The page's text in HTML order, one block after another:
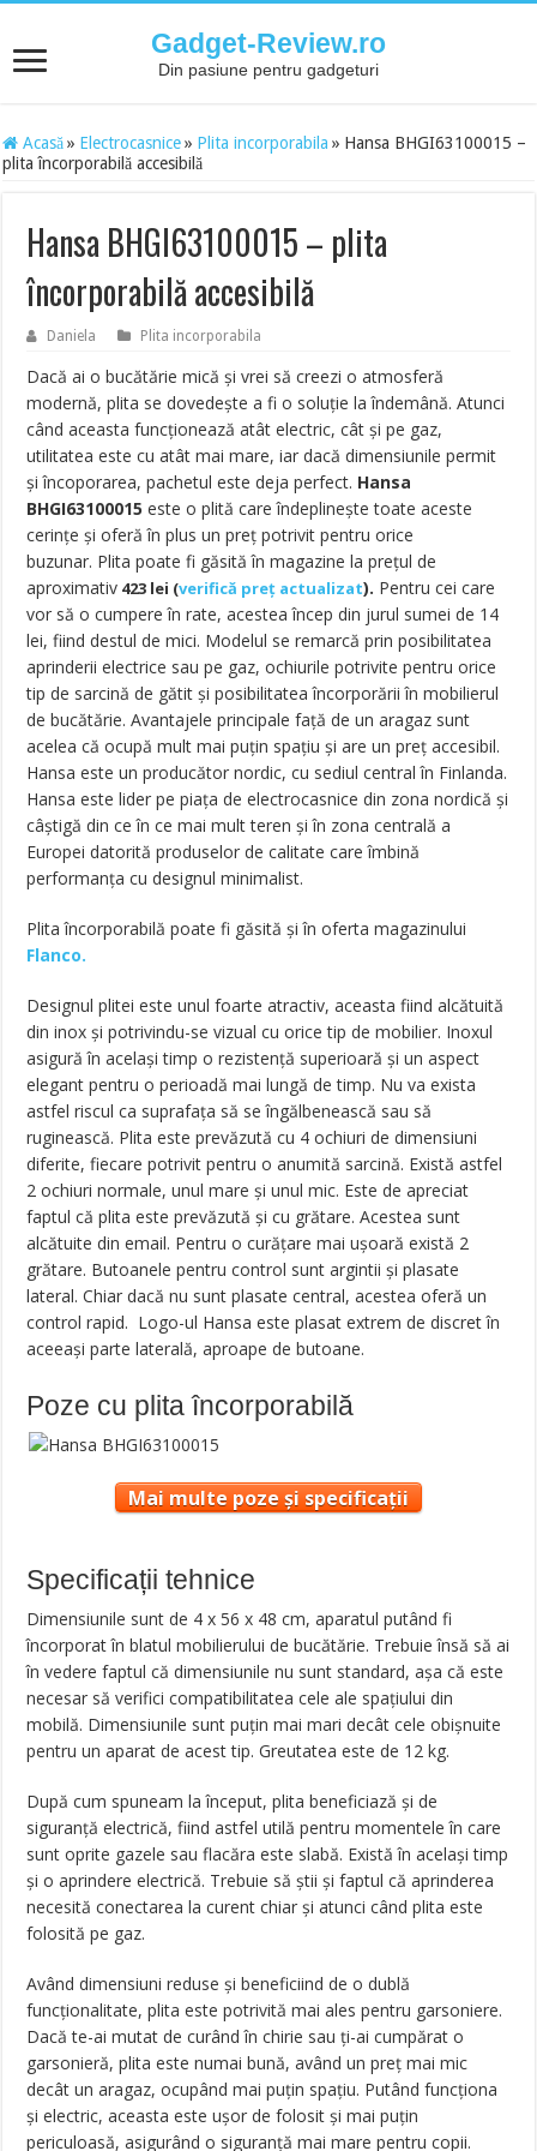
Gadget-Review.ro
Din pasiune pentru gadgeturi
Acasă » Electrocasnice » Plita incorporabila » Hansa BHGI63100015 –
plita încorporabilă accesibilă
Hansa BHGI63100015 – plita
încorporabilă accesibilă
Daniela Plita incorporabila
Dacă ai o bucătărie mică și vrei să creezi o atmosferă
modernă, plita se dovedește a fi o soluție la îndemână. Atunci
când aceasta funcționează atât electric, cât și pe gaz,
utilitatea este cu atât mai mare, iar dacă dimensiunile permit
și încoporarea, pachetul este deja perfect. Hansa
BHGI63100015 este o plită care îndeplinește toate aceste
cerințe și oferă în plus un preț potrivit pentru orice
buzunar. Plita poate fi găsită în magazine la prețul de
aproximativ 423 lei (verifică preț actualizat). Pentru cei care
vor să o cumpere în rate, acestea încep din jurul sumei de 14
lei, fiind destul de mici. Modelul se remarcă prin posibilitatea
aprinderii electrice sau pe gaz, ochiurile potrivite pentru orice
tip de sarcină de gătit și posibilitatea încorporării în mobilierul
de bucătărie. Avantajele principale față de un aragaz sunt
acelea că ocupă mult mai puțin spațiu și are un preț accesibil.
Hansa este un producător nordic, cu sediul central în Finlanda.
Hansa este lider pe piața de electrocasnice din zona nordică și
câștigă din ce în ce mai mult teren și în zona centrală a
Europei datorită produselor de calitate care îmbină
performanța cu designul minimalist.
Plita încorporabilă poate fi găsită și în oferta magazinului
Flanco.
Designul plitei este unul foarte atractiv, aceasta fiind alcătuită
din inox și potrivindu-se vizual cu orice tip de mobilier. Inoxul
asigură în același timp o rezistență superioară și un aspect
elegant pentru o perioadă mai lungă de timp. Nu va exista
astfel riscul ca suprafața să se îngălbenească sau să
ruginească. Plita este prevăzută cu 4 ochiuri de dimensiuni
diferite, fiecare potrivit pentru o anumită sarcină. Există astfel
2 ochiuri normale, unul mare și unul mic. Este de apreciat
faptul că plita este prevăzută și cu grătare. Acestea sunt
alcătuite din email. Pentru o curățare mai ușoară există 2
grătare. Butoanele pentru control sunt argintii și plasate
lateral. Chiar dacă nu sunt plasate central, acestea oferă un
control rapid. Logo-ul Hansa este plasat extrem de discret în
aceeași parte laterală, aproape de butoane.
Poze cu plita încorporabilă
Mai multe poze și specificații
Specificații tehnice
Dimensiunile sunt de 4 x 56 x 48 cm, aparatul putând fi
încorporat în blatul mobilierului de bucătărie. Trebuie însă să ai
în vedere faptul că dimensiunile nu sunt standard, așa că este
necesar să verifici compatibilitatea cele ale spațiului din
mobilă. Dimensiunile sunt puțin mai mari decât cele obișnuite
pentru un aparat de acest tip. Greutatea este de 12 kg.
După cum spuneam la început, plita beneficiază și de
siguranţă electrică, fiind astfel utilă pentru momentele în care
sunt oprite gazele sau flacăra este slabă. Există în același timp
și o aprindere electrică. Trebuie să știi și faptul că aprinderea
necesită conectarea la curent chiar și atunci când plita este
folosită pe gaz.
Având dimensiuni reduse și beneficiind de o dublă
funcționalitate, plita este potrivită mai ales pentru garsoniere.
Dacă te-ai mutat de curând în chirie sau ți-ai cumpărat o
garsonieră, plita este numai bună, având un preț mai mic
decât un aragaz, ocupând mai puțin spațiu. Putând funcționa
și electric, aceasta este ușor de folosit și mai puțin
periculoasă, asigurând o siguranță mai mare pentru copii.